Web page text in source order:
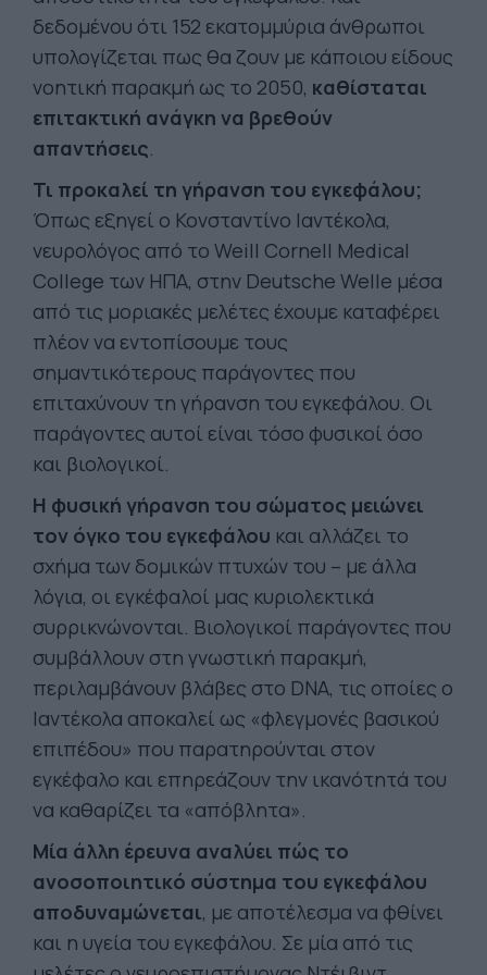
δεδομένου ότι 152 εκατομμύρια άνθρωποι
υπολογίζεται πως θα ζουν με κάποιου είδους
νοητική παρακμή ως το 2050, καθίσταται
επιτακτική ανάγκη να βρεθούν
απαντήσεις.
Τι προκαλεί τη γήρανση του εγκεφάλου;
Όπως εξηγεί ο Κονσταντίνο Ιαντέκολα,
νευρολόγος από το Weill Cornell Medical
College των ΗΠΑ, στην Deutsche Welle μέσα
από τις μοριακές μελέτες έχουμε καταφέρει
πλέον να εντοπίσουμε τους
σημαντικότερους παράγοντες που
επιταχύνουν τη γήρανση του εγκεφάλου. Οι
παράγοντες αυτοί είναι τόσο φυσικοί όσο
και βιολογικοί.
Η φυσική γήρανση του σώματος μειώνει
τον όγκο του εγκεφάλου και αλλάζει το
σχήμα των δομικών πτυχών του – με άλλα
λόγια, οι εγκέφαλοί μας κυριολεκτικά
συρρικνώνονται. Βιολογικοί παράγοντες που
συμβάλλουν στη γνωστική παρακμή,
περιλαμβάνουν βλάβες στο DNA, τις οποίες ο
Ιαντέκολα αποκαλεί ως «φλεγμονές βασικού
επιπέδου» που παρατηρούνται στον
εγκέφαλο και επηρεάζουν την ικανότητά του
να καθαρίζει τα «απόβλητα».
Μία άλλη έρευνα αναλύει πώς το
ανοσοποιητικό σύστημα του εγκεφάλου
αποδυναμώνεται, με αποτέλεσμα να φθίνει
και η υγεία του εγκεφάλου. Σε μία από τις